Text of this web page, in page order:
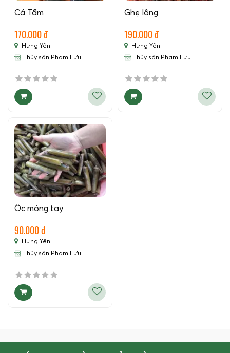
Cá Tầm
170.000 đ
Hưng Yên
Thủy sản Phạm Lựu
Ghẹ lông
190.000 đ
Hưng Yên
Thủy sản Phạm Lựu
Ốc móng tay
90.000 đ
Hưng Yên
Thủy sản Phạm Lựu